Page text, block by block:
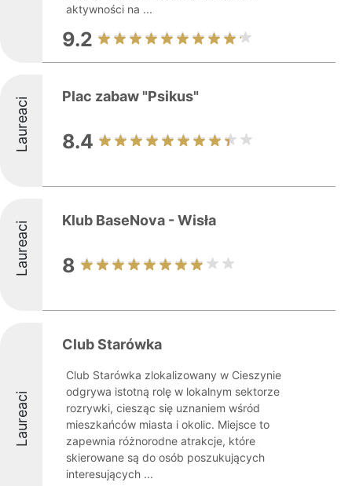
aktywności na ...
9.2
Laureaci Plac zabaw "Psikus"
8.4
Laureaci Klub BaseNova - Wisła
8
Laureaci
Club Starówka
Club Starówka zlokalizowany w Cieszynie
odgrywa istotną rolę w lokalnym sektorze
rozrywki, ciesząc się uznaniem wśród
mieszkańców miasta i okolic. Miejsce to
zapewnia różnorodne atrakcje, które
skierowane są do osób poszukujących
interesujących ...